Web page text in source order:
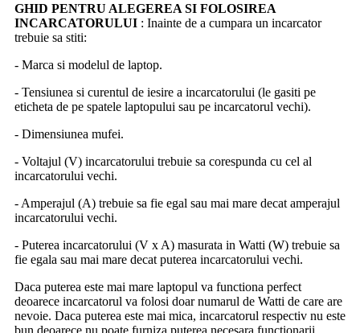
GHID PENTRU ALEGEREA SI FOLOSIREA
INCARCATORULUI : Inainte de a cumpara un incarcator
trebuie sa stiti:
- Marca si modelul de laptop.
- Tensiunea si curentul de iesire a incarcatorului (le gasiti pe
eticheta de pe spatele laptopului sau pe incarcatorul vechi).
- Dimensiunea mufei.
- Voltajul (V) incarcatorului trebuie sa corespunda cu cel al
incarcatorului vechi.
- Amperajul (A) trebuie sa fie egal sau mai mare decat amperajul
incarcatorului vechi.
- Puterea incarcatorului (V x A) masurata in Watti (W) trebuie sa
fie egala sau mai mare decat puterea incarcatorului vechi.
Daca puterea este mai mare laptopul va functiona perfect
deoarece incarcatorul va folosi doar numarul de Watti de care are
nevoie. Daca puterea este mai mica, incarcatorul respectiv nu este
bun deoarece nu poate furniza puterea necesara functionarii